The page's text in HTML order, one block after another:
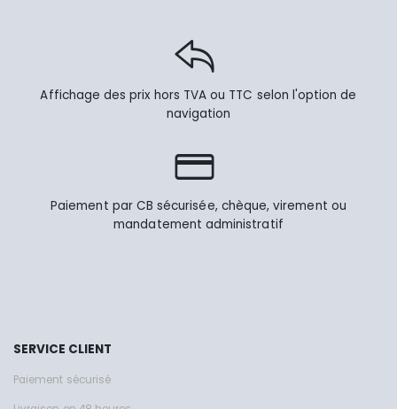
Affichage des prix hors TVA ou TTC selon l'option de
navigation
Paiement par CB sécurisée, chèque, virement ou
mandatement administratif
SERVICE CLIENT
Paiement sécurisé